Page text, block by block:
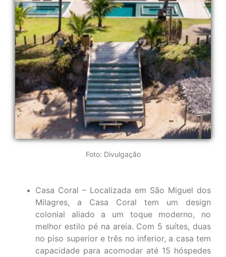
Foto: Divulgação
Casa Coral – Localizada em São Miguel dos
Milagres, a Casa Coral tem um design
colonial aliado a um toque moderno, no
melhor estilo pé na areia. Com 5 suítes, duas
no piso superior e três no inferior, a casa tem
capacidade para acomodar até 15 hóspedes